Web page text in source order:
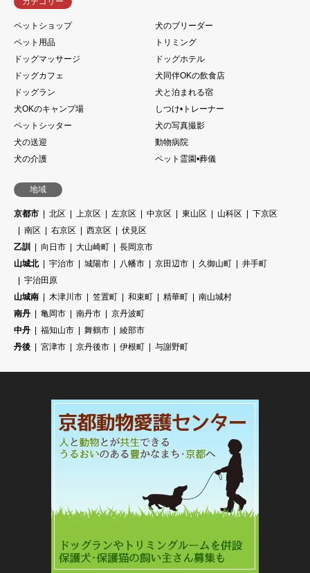
ペットショップ
犬のブリーダー
ペット用品
トリミング
ドッグマッサージ
ドッグホテル
ドッグカフェ
犬同伴OKの飲食店
ドッグラン
犬と泊まれる宿
犬OKのキャンプ場
しつけ•トレーナー
ペットシッター
犬の写真撮影
犬の送迎
動物病院
犬の介護
ペット霊園•葬儀
地域
京都市 北区 上京区 左京区 中京区 東山区 山科区
下京区
南区
右京区 西京区
伏見区
乙訓
向日市 大山崎町
長岡京市
山城北
宇治市 城陽市 八幡市 京田辺市 久御山町
井手町
宇治田原
山城南
木津川市 笠置町 和束町 精華町
南山城村
南丹
亀岡市 南丹市
京丹波町
中丹
福知山市 舞鶴市
綾部市
丹後
宮津市 京丹後市 伊根町 与謝野町